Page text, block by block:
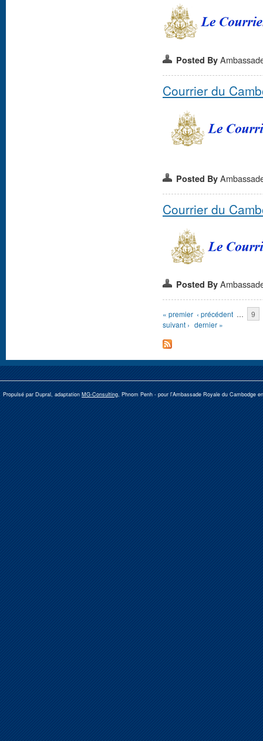
Posted By
Courrier du
Posted By
Courrier du
Posted By
Pages
« premier ‹ précédent …
9
suivant › dernier »
Propulsé par Dupral, adaptation MG-Consulting, Phnom Penh - pour l'Ambassade Royale du Cambodge